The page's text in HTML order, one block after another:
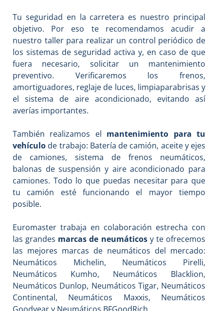
Tu seguridad en la carretera es nuestro principal
objetivo. Por eso te recomendamos acudir a
nuestro taller para realizar un control periódico de
los sistemas de seguridad activa y, en caso de que
fuera necesario, solicitar un mantenimiento
preventivo. Verificaremos los frenos,
amortiguadores, reglaje de luces, limpiaparabrisas y
el sistema de aire acondicionado, evitando así
averías importantes.
También realizamos el mantenimiento para tu
vehículo de trabajo: Batería de camión, aceite y ejes
de camiones, sistema de frenos neumáticos,
balonas de suspensión y aire acondicionado para
camiones. Todo lo que puedas necesitar para que
tu camión esté funcionando el mayor tiempo
posible.
Euromaster trabaja en colaboración estrecha con
las grandes marcas de neumáticosy te ofrecemos
las mejores marcas de neumáticos del mercado:
Neumáticos Michelin, Neumáticos Pirelli,
Neumáticos Kumho, Neumáticos Blacklion,
Neumáticos Dunlop, Neumáticos Tigar, Neumáticos
Continental, Neumáticos Maxxis, Neumáticos